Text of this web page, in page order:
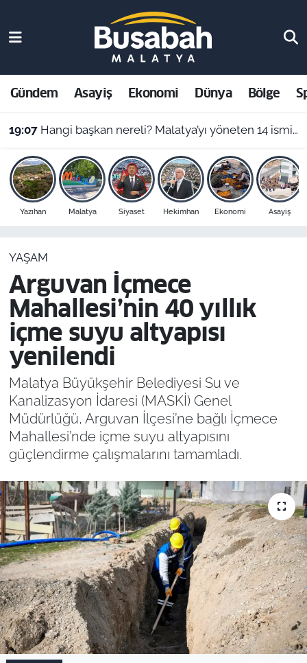
Gündem Asayiş Ekonomi Dünya Bölge
19:07 Hangi başkan nereli? Malatya’yı yöneten 14 ismin şaşırtan memleket haritası
Yazıhan Malatya Siyaset Hekimhan Ekonomi Asayiş
YAŞAM
Arguvan İçmece
Mahallesi’nin 40 yıllık
içme suyu altyapısı
yenilendi
Malatya Büyükşehir Belediyesi Su ve
Kanalizasyon İdaresi (MASKİ) Genel
Müdürlüğü, Arguvan İlçesi’ne bağlı İçmece
Mahallesi’nde içme suyu altyapısını
güçlendirme çalışmalarını tamamladı.
Asayiş
Ekonomi
Dünya
Bölge
Resmi İlanlar
Malatya Nöbetçi Eczaneler
Malatya Hava Durumu
Malatya Namaz Vakitleri
Malatya Trafik Yoğunluk Haritası
Süper Lig Puan Durumu ve Fikstür
Son Dakika Haberleri
Haber Arşivi